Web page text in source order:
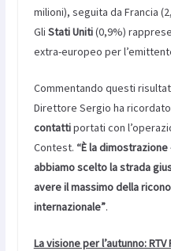
milioni), seguita da Francia
Gli Stati Uniti(0,9%)
extra-europeo per
Commentando questi
Direttore Sergio ha
contattiportati con
Contest. “È la
abbiamo scelto la strada
avere il massimo della
internazionale”.
La visione per l’autunno: RTV